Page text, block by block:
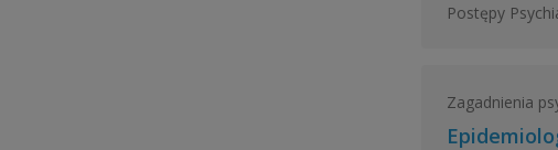
Postępy
Zagadnienia